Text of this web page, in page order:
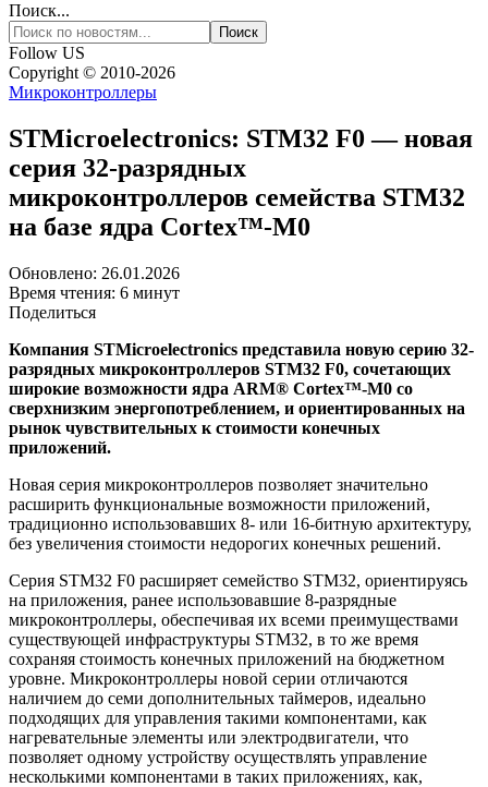
Поиск...
Follow US
Copyright © 2010-2026
Микроконтроллеры
STMicroelectronics: STM32 F0 — новая
серия 32-разрядных
микроконтроллеров семейства STM32
на базе ядра Cortex™-M0
Обновлено: 26.01.2026
Время чтения: 6 минут
Поделиться
Компания STMicroelectronics представила новую серию 32-
разрядных микроконтроллеров STM32 F0, сочетающих
широкие возможности ядра ARM® Cortex™-M0 со
сверхнизким энергопотреблением, и ориентированных на
рынок чувствительных к стоимости конечных
приложений.
Новая серия микроконтроллеров позволяет значительно
расширить функциональные возможности приложений,
традиционно использовавших 8- или 16-битную архитектуру,
без увеличения стоимости недорогих конечных решений.
Серия STM32 F0 расширяет семейство STM32, ориентируясь
на приложения, ранее использовавшие 8-разрядные
микроконтроллеры, обеспечивая их всеми преимуществами
существующей инфраструктуры STM32, в то же время
сохраняя стоимость конечных приложений на бюджетном
уровне. Микроконтроллеры новой серии отличаются
наличием до семи дополнительных таймеров, идеально
подходящих для управления такими компонентами, как
нагревательные элементы или электродвигатели, что
позволяет одному устройству осуществлять управление
несколькими компонентами в таких приложениях, как,